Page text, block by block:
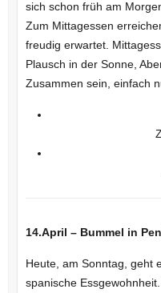
sich schon früh am
Zum Mittagessen
freudig erwartet.
Plausch in der Sonne,
Zusammen sein, einfach
14.April – Bummel in
Heute, am Sonntag, geht
spanische